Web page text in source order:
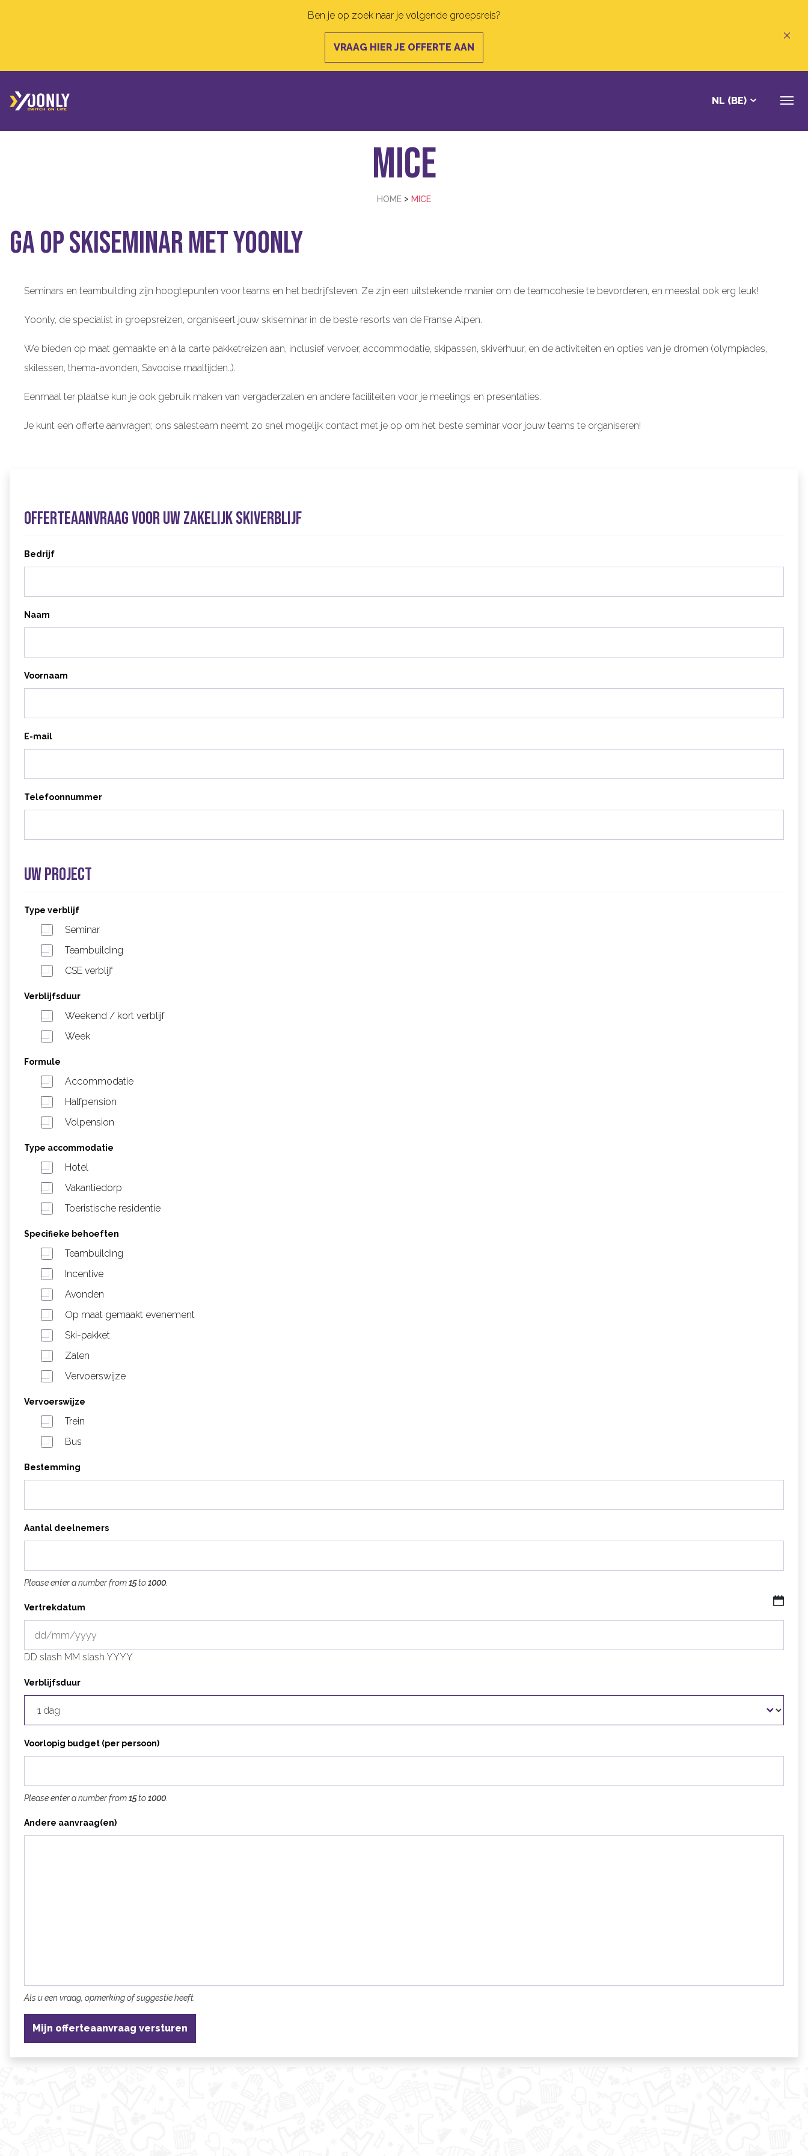
Ben je op zoek naar je volgende groepsreis?
VRAAG HIER JE OFFERTE AAN
NL (BE)
MICE
HOME > MICE
Ga op skiseminar met Yoonly
Seminars en teambuilding zijn hoogtepunten voor teams en het bedrijfsleven. Ze zijn een uitstekende manier om de teamcohesie te bevorderen, en meestal ook erg leuk!
Yoonly, de specialist in groepsreizen, organiseert jouw skiseminar in de beste resorts van de Franse Alpen.
We bieden op maat gemaakte en à la carte pakketreizen aan, inclusief vervoer, accommodatie, skipassen, skiverhuur, en de activiteiten en opties van je dromen (olympiades,
skilessen, thema-avonden, Savooise maaltijden..).
Eenmaal ter plaatse kun je ook gebruik maken van vergaderzalen en andere faciliteiten voor je meetings en presentaties.
Je kunt een offerte aanvragen; ons salesteam neemt zo snel mogelijk contact met je op om het beste seminar voor jouw teams te organiseren!
Offerteaanvraag voor uw zakelijk skiverblijf
Bedrijf
Naam
Voornaam
E-mail
Telefoonnummer
Uw project
Type verblijf
Seminar
Teambuilding
CSE verblijf
Verblijfsduur
Weekend / kort verblijf
Week
Formule
Accommodatie
Halfpension
Volpension
Type accommodatie
Hotel
Vakantiedorp
Toeristische residentie
Specifieke behoeften
Teambuilding
Incentive
Avonden
Op maat gemaakt evenement
Ski-pakket
Zalen
Vervoerswijze
Vervoerswijze
Trein
Bus
Bestemming
Aantal deelnemers
Please enter a number from15to1000.
Vertrekdatum
DD slash MM slash YYYY
Verblijfsduur
Voorlopig budget (per persoon)
Please enter a number from15to1000.
Andere aanvraag(en)
Als u een vraag, opmerking of suggestie heeft.
Mijn offerteaanvraag versturen